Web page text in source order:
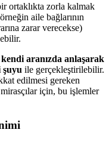
ortaklıkta zorla kalmak
aile bağlarının
zarar verecekse)
kendi aranızda anlaşarak
şuyu ile gerçekleştirilebilir.
edilmesi gereken
için, bu işlemler